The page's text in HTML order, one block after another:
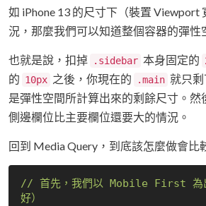
如 iPhone 13 的尺寸下（裝置 Viewport
況，那麼我們可以知道整個容器的彈性
也就是說，扣掉 .sidebar 本身固定的
的 10px 之後，你現在的 .main 就只
是彈性空間所計算出來的剩餘尺寸。然
側邊欄位比主要欄位還要大的情況。
回到 Media Query，到底該怎麼做會比
// 首先，我們以 Mobile First 為
好）